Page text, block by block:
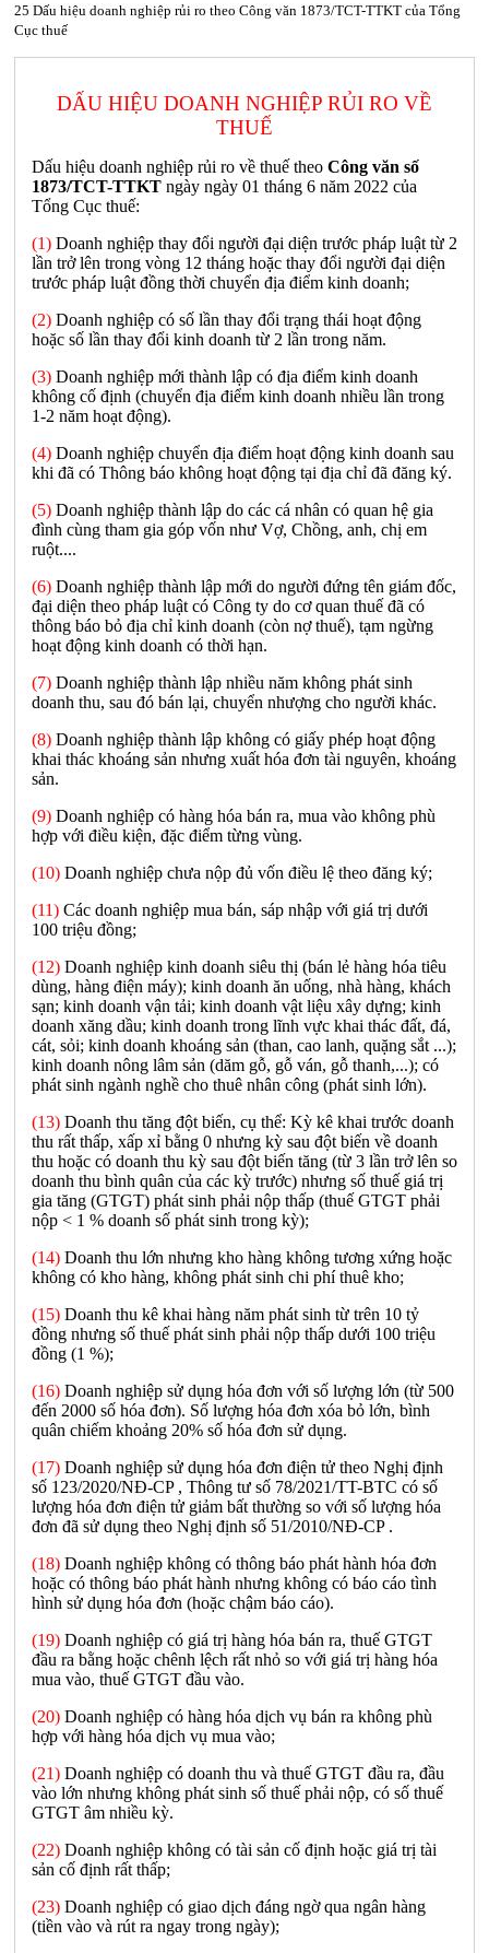
25 Dấu hiệu doanh nghiệp rủi ro theo Công văn 1873/TCT-TTKT của Tổng
Cục thuế
DẤU HIỆU DOANH NGHIỆP RỦI RO VỀ
THUẾ
Dấu hiệu doanh nghiệp rủi ro về thuế theo Công văn số
1873/TCT-TTKT ngày ngày 01 tháng 6 năm 2022 của
Tổng Cục thuế:
(1) Doanh nghiệp thay đổi người đại diện trước pháp luật từ 2
lần trở lên trong vòng 12 tháng hoặc thay đổi người đại diện
trước pháp luật đồng thời chuyển địa điểm kinh doanh;
(2) Doanh nghiệp có số lần thay đổi trạng thái hoạt động
hoặc số lần thay đổi kinh doanh từ 2 lần trong năm.
(3) Doanh nghiệp mới thành lập có địa điểm kinh doanh
không cố định (chuyển địa điểm kinh doanh nhiều lần trong
1-2 năm hoạt động).
(4) Doanh nghiệp chuyển địa điểm hoạt động kinh doanh sau
khi đã có Thông báo không hoạt động tại địa chỉ đã đăng ký.
(5) Doanh nghiệp thành lập do các cá nhân có quan hệ gia
đình cùng tham gia góp vốn như Vợ, Chồng, anh, chị em
ruột....
(6) Doanh nghiệp thành lập mới do người đứng tên giám đốc,
đại diện theo pháp luật có Công ty do cơ quan thuế đã có
thông báo bỏ địa chỉ kinh doanh (còn nợ thuế), tạm ngừng
hoạt động kinh doanh có thời hạn.
(7) Doanh nghiệp thành lập nhiều năm không phát sinh
doanh thu, sau đó bán lại, chuyển nhượng cho người khác.
(8) Doanh nghiệp thành lập không có giấy phép hoạt động
khai thác khoáng sản nhưng xuất hóa đơn tài nguyên, khoáng
sản.
(9) Doanh nghiệp có hàng hóa bán ra, mua vào không phù
hợp với điều kiện, đặc điểm từng vùng.
(10) Doanh nghiệp chưa nộp đủ vốn điều lệ theo đăng ký;
(11) Các doanh nghiệp mua bán, sáp nhập với giá trị dưới
100 triệu đồng;
(12) Doanh nghiệp kinh doanh siêu thị (bán lẻ hàng hóa tiêu
dùng, hàng điện máy); kinh doanh ăn uống, nhà hàng, khách
sạn; kinh doanh vận tải; kinh doanh vật liệu xây dựng; kinh
doanh xăng dầu; kinh doanh trong lĩnh vực khai thác đất, đá,
cát, sỏi; kinh doanh khoáng sản (than, cao lanh, quặng sắt ...);
kinh doanh nông lâm sản (dăm gỗ, gỗ ván, gỗ thanh,...); có
phát sinh ngành nghề cho thuê nhân công (phát sinh lớn).
(13) Doanh thu tăng đột biến, cụ thể: Kỳ kê khai trước doanh
thu rất thấp, xấp xỉ bằng 0 nhưng kỳ sau đột biến về doanh
thu hoặc có doanh thu kỳ sau đột biến tăng (từ 3 lần trở lên so
doanh thu bình quân của các kỳ trước) nhưng số thuế giá trị
gia tăng (GTGT) phát sinh phải nộp thấp (thuế GTGT phải
nộp < 1 % doanh số phát sinh trong kỳ);
(14) Doanh thu lớn nhưng kho hàng không tương xứng hoặc
không có kho hàng, không phát sinh chi phí thuê kho;
(15) Doanh thu kê khai hàng năm phát sinh từ trên 10 tỷ
đồng nhưng số thuế phát sinh phải nộp thấp dưới 100 triệu
đồng (1 %);
(16) Doanh nghiệp sử dụng hóa đơn với số lượng lớn (từ 500
đến 2000 số hóa đơn). Số lượng hóa đơn xóa bỏ lớn, bình
quân chiếm khoảng 20% số hóa đơn sử dụng.
(17) Doanh nghiệp sử dụng hóa đơn điện tử theo Nghị định
số 123/2020/NĐ-CP , Thông tư số 78/2021/TT-BTC có số
lượng hóa đơn điện tử giảm bất thường so với số lượng hóa
đơn đã sử dụng theo Nghị định số 51/2010/NĐ-CP .
(18) Doanh nghiệp không có thông báo phát hành hóa đơn
hoặc có thông báo phát hành nhưng không có báo cáo tình
hình sử dụng hóa đơn (hoặc chậm báo cáo).
(19) Doanh nghiệp có giá trị hàng hóa bán ra, thuế GTGT
đầu ra bằng hoặc chênh lệch rất nhỏ so với giá trị hàng hóa
mua vào, thuế GTGT đầu vào.
(20) Doanh nghiệp có hàng hóa dịch vụ bán ra không phù
hợp với hàng hóa dịch vụ mua vào;
(21) Doanh nghiệp có doanh thu và thuế GTGT đầu ra, đầu
vào lớn nhưng không phát sinh số thuế phải nộp, có số thuế
GTGT âm nhiều kỳ.
(22) Doanh nghiệp không có tài sản cố định hoặc giá trị tài
sản cố định rất thấp;
(23) Doanh nghiệp có giao dịch đáng ngờ qua ngân hàng
(tiền vào và rút ra ngay trong ngày);